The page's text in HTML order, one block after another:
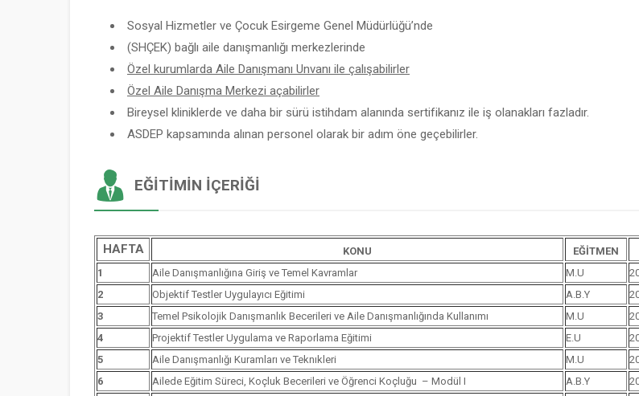
Sosyal Hizmetler ve Çocuk Esirgeme Genel Müdürlüğü’nde
(SHÇEK) bağlı aile danışmanlığı merkezlerinde
Özel kurumlarda Aile Danışmanı Unvanı ile çalışabilirler
Özel Aile Danışma Merkezi açabilirler
Bireysel kliniklerde ve daha bir sürü istihdam alanında sertifikanız ile iş olanakları fazladır.
ASDEP kapsamında alınan personel olarak bir adım öne geçebilirler.
EĞITIMIN İÇERIĞI
HAFTA KONU EĞİTMEN
1 Aile Danışmanlığına Giriş ve Temel Kavramlar M.U
2
Objektif Testler Uygulayıcı Eğitimi A.B.Y
3
Temel Psikolojik Danışmanlık Becerileri ve Aile Danışmanlığında Kullanımı M.U
4
Projektif Testler Uygulama ve Raporlama Eğitimi E.U
5
Aile Danışmanlığı Kuramları ve Teknıkleri M.U
6
Ailede Eğitim Süreci, Koçluk Becerileri ve Öğrenci Koçluğu – Modül I A.B.Y